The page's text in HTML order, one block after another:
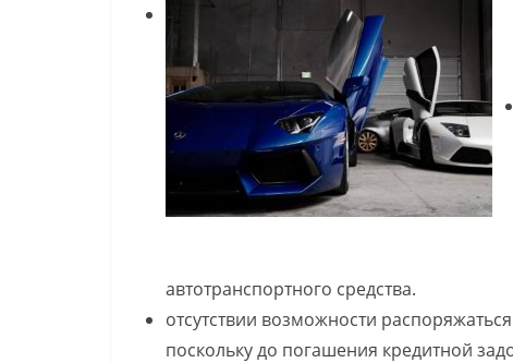
автотранспортного средства.
отсутствии возможности
поскольку до погашения кредитной